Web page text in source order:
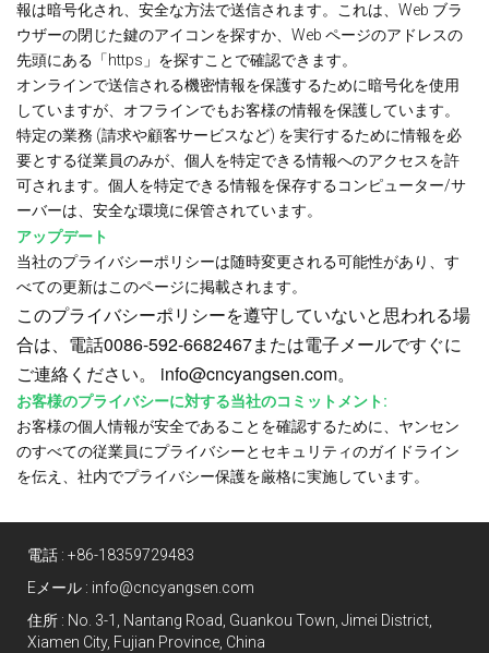
報は暗号化され、安全な方法で送信されます。これは、Web ブラ
ウザーの閉じた鍵のアイコンを探すか、Web ページのアドレスの
先頭にある「https」を探すことで確認できます。
オンラインで送信される機密情報を保護するために暗号化を使用
していますが、オフラインでもお客様の情報を保護しています。
特定の業務 (請求や顧客サービスなど) を実行するために情報を必
要とする従業員のみが、個人を特定できる情報へのアクセスを許
可されます。個人を特定できる情報を保存するコンピューター/サ
ーバーは、安全な環境に保管されています。
アップデート
当社のプライバシーポリシーは随時変更される可能性があり、す
べての更新はこのページに掲載されます。
このプライバシーポリシーを遵守していないと思われる場
合は、電話0086-592-6682467または電子メールですぐに
ご連絡ください。
info@cncyangsen.com。
お客様のプライバシーに対する当社のコミットメント:
お客様の個人情報が安全であることを確認するために、ヤンセン
のすべての従業員にプライバシーとセキュリティのガイドライン
を伝え、社内でプライバシー保護を厳格に実施しています。
電話 : +86-18359729483
Eメール : info@cncyangsen.com
住所 : No. 3-1, Nantang Road, Guankou Town, Jimei District,
Xiamen City, Fujian Province, China